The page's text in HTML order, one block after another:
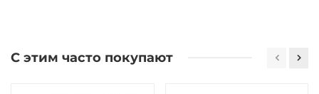
С этим часто покупают